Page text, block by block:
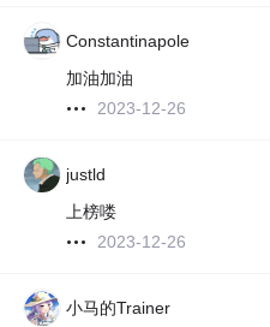
Constantinapole
加油加油
2023-12-26
justld
上榜喽
2023-12-26
小马的Trainer